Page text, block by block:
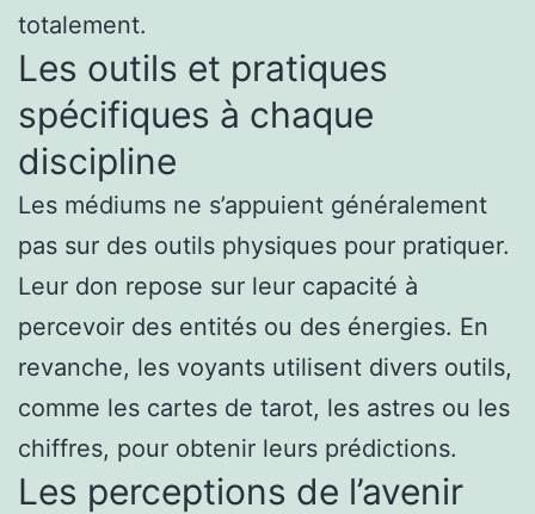
totalement.
Les outils et pratiques
spécifiques à chaque
discipline
Les médiums ne s’appuient généralement
pas sur des outils physiques pour pratiquer.
Leur don repose sur leur capacité à
percevoir des entités ou des énergies. En
revanche, les voyants utilisent divers outils,
comme les cartes de tarot, les astres ou les
chiffres, pour obtenir leurs prédictions.
Les perceptions de l’avenir